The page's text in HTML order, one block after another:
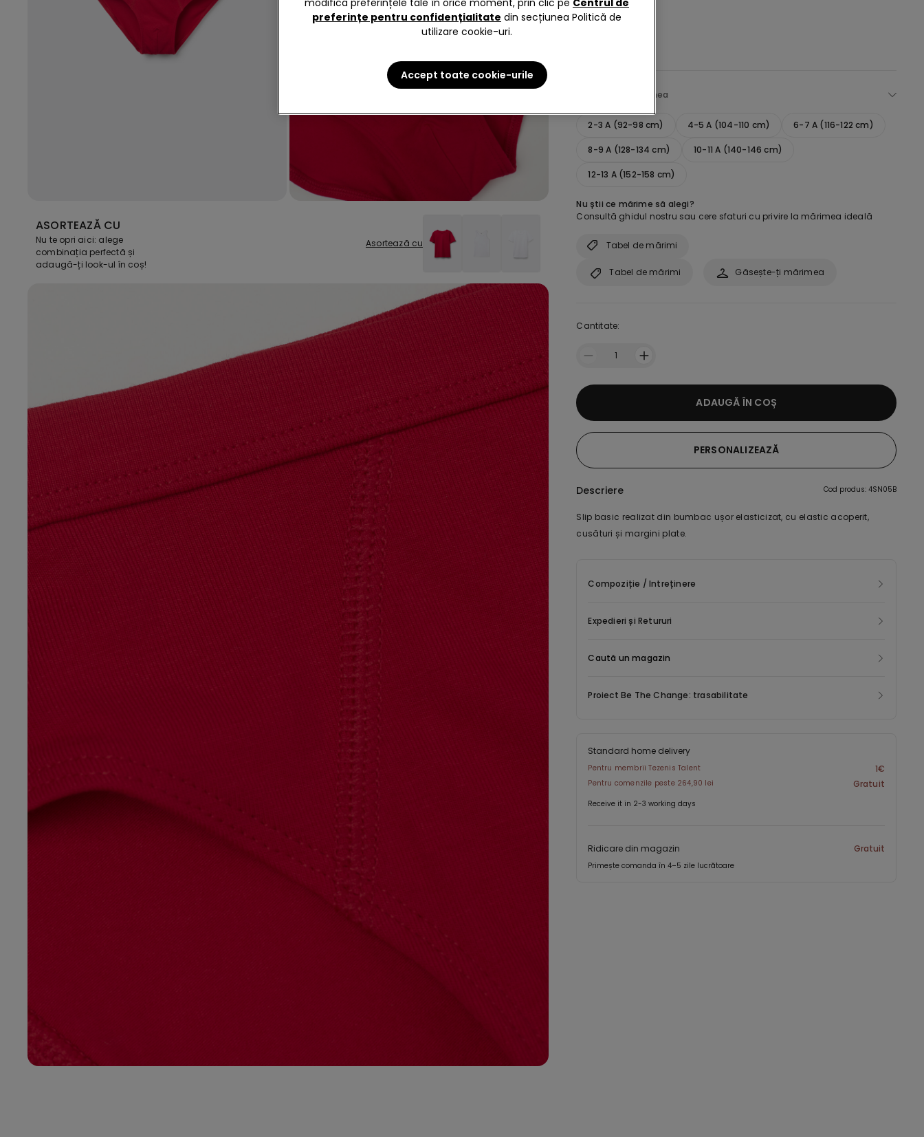
ASORTEAZĂ CU
Nu te opri aici: alege
combinația perfectă și
adaugă-ți look-ul în coș!
Asortează cu
Alege mărimea
2-3 A (92-98 cm) 4-5 A (104-110 cm) 6-7 A (116-122 cm)
8-9 A (128-134 cm) 10-11 A (140-146 cm)
12-13 A (152-158 cm)
Nu știi ce mărime să alegi?
Consultă ghidul nostru sau cere sfaturi cu privire la mărimea ideală
Tabel de mărimi
Găsește-ți mărimea
Tabel de mărimi
Cantitate:
1
ADAUGĂ ÎN COȘ
PERSONALIZEAZĂ
Descriere Cod produs: 4SN05B
Slip basic realizat din bumbac ușor elasticizat, cu elastic acoperit,
cusături și margini plate.
Compoziție / Intreținere
Expedieri și Retururi
Caută un magazin
Proiect Be The Change: trasabilitate
Standard home delivery
Pentru membrii Tezenis Talent 1€
Pentru comenzile peste 264,90 lei Gratuit
Receive it in 2-3 working days
Ridicare din magazin Gratuit
Primește comanda în 4–5 zile lucrătoare
modifica preferințele tale în orice moment, prin clic pe Centrul de
preferințe pentru confidențialitate din secțiunea Politică de
utilizare cookie-uri.
Accept toate cookie-urile